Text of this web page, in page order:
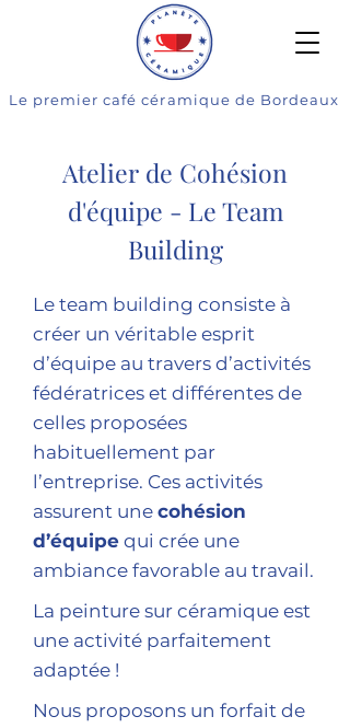
Le premier café céramique de Bordeaux
Atelier de Cohésion
d'équipe - Le Team
Building
Le team building consiste à
créer un véritable esprit
d’équipe au travers d’activités
fédératrices et différentes de
celles proposées
habituellement par
l’entreprise. Ces activités
assurent une cohésion
d’équipe qui crée une
ambiance favorable au travail.
La peinture sur céramique est
une activité parfaitement
adaptée !
Nous proposons un forfait de